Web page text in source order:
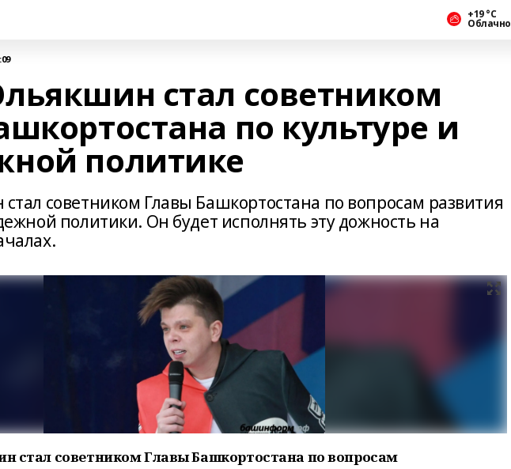
+19 °С
Облачно
стал советником
по культуре и
политике
советником Главы Башкортостана по вопросам развития
политики. Он будет исполнять эту дожность на
стал советником Главы Башкортостана по вопросам